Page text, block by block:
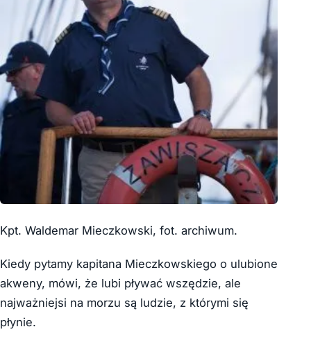
Kpt. Waldemar Mieczkowski, fot. archiwum.
Kiedy pytamy kapitana Mieczkowskiego o ulubione
akweny, mówi, że lubi pływać wszędzie, ale
najważniejsi na morzu są ludzie, z którymi się
płynie.